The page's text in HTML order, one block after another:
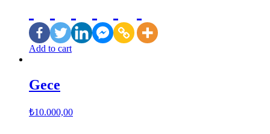
Add to cart
Gece
₺10.000,00